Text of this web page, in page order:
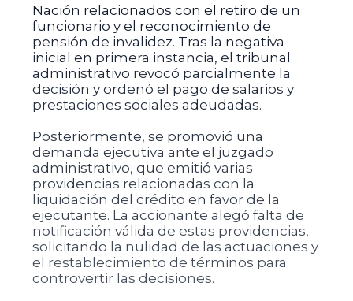
Nación relacionados con el retiro de un
funcionario y el reconocimiento de
pensión de invalidez. Tras la negativa
inicial en primera instancia, el tribunal
administrativo revocó parcialmente la
decisión y ordenó el pago de salarios y
prestaciones sociales adeudadas.
Posteriormente, se promovió una
demanda ejecutiva ante el juzgado
administrativo, que emitió varias
providencias relacionadas con la
liquidación del crédito en favor de la
ejecutante. La accionante alegó falta de
notificación válida de estas providencias,
solicitando la nulidad de las actuaciones y
el restablecimiento de términos para
controvertir las decisiones.